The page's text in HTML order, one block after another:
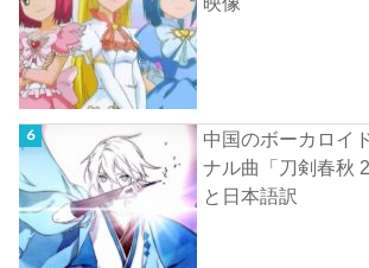
中国のボーカロイ
ナル曲「刀剣春秋
と日本語訳